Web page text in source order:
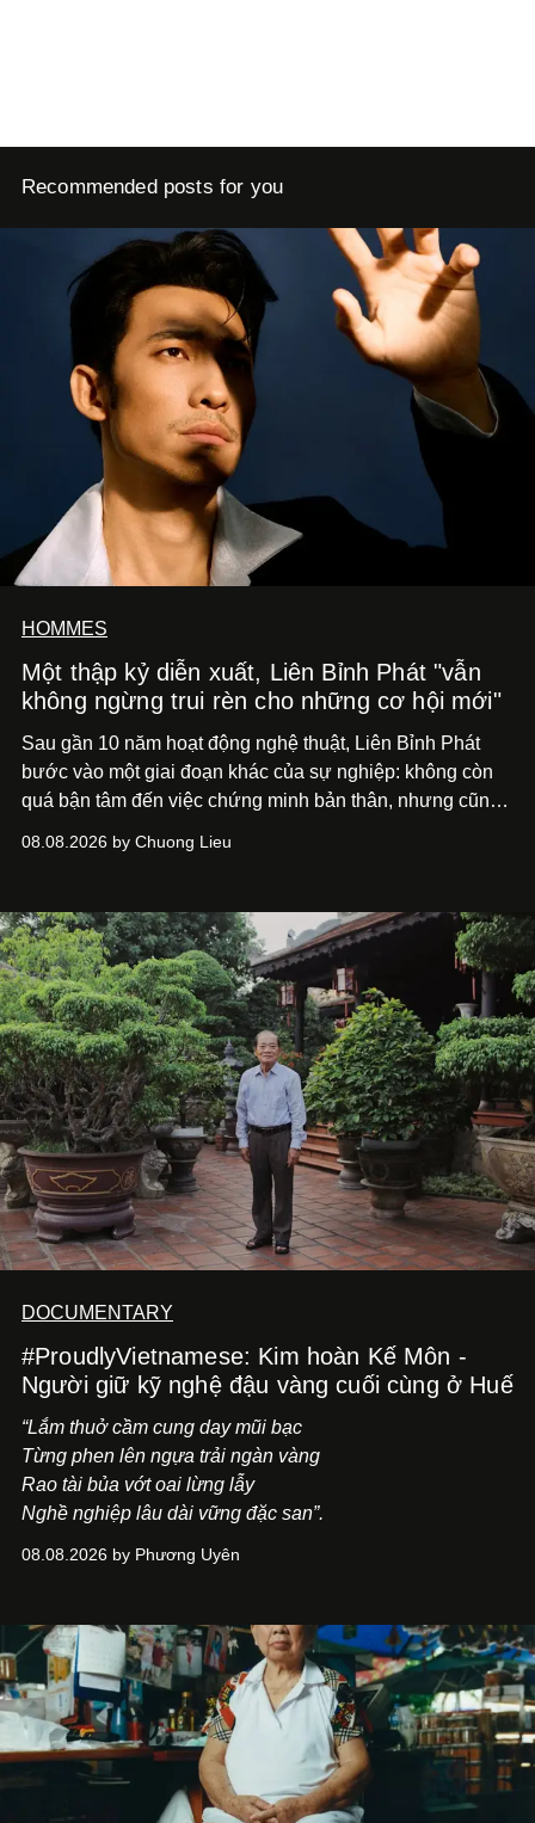
Recommended posts for you
HOMMES
Một thập kỷ diễn xuất, Liên Bỉnh Phát "vẫn
không ngừng trui rèn cho những cơ hội mới"
Sau gần 10 năm hoạt động nghệ thuật, Liên Bỉnh Phát
bước vào một giai đoạn khác của sự nghiệp: không còn
quá bận tâm đến việc chứng minh bản thân, nhưng cũng
phim điện ảnh trong nửa đầu 2026 đến hành trình trở lại
bằng một tâm thế điềm tĩnh hơn. Anh tiếp tục học hỏi, trau
dồi và chờ đợi những vai diễn đủ sức đưa mình đến
những vùng đất mới. Ở tuổi ngoài 30, điều anh theo đuổi
không phải những đích đến quá lớn, mà là khả năng luôn
tiến về phía trước.
08.08.2026 by Chuong Lieu
DOCUMENTARY
#ProudlyVietnamese: Kim hoàn Kế Môn -
Người giữ kỹ nghệ đậu vàng cuối cùng ở Huế
“Lắm thuở cầm cung day mũi bạc
Từng phen lên ngựa trải ngàn vàng
Rao tài bủa vớt oai lừng lẫy
Nghề nghiệp lâu dài vững đặc san”.
08.08.2026 by Phương Uyên